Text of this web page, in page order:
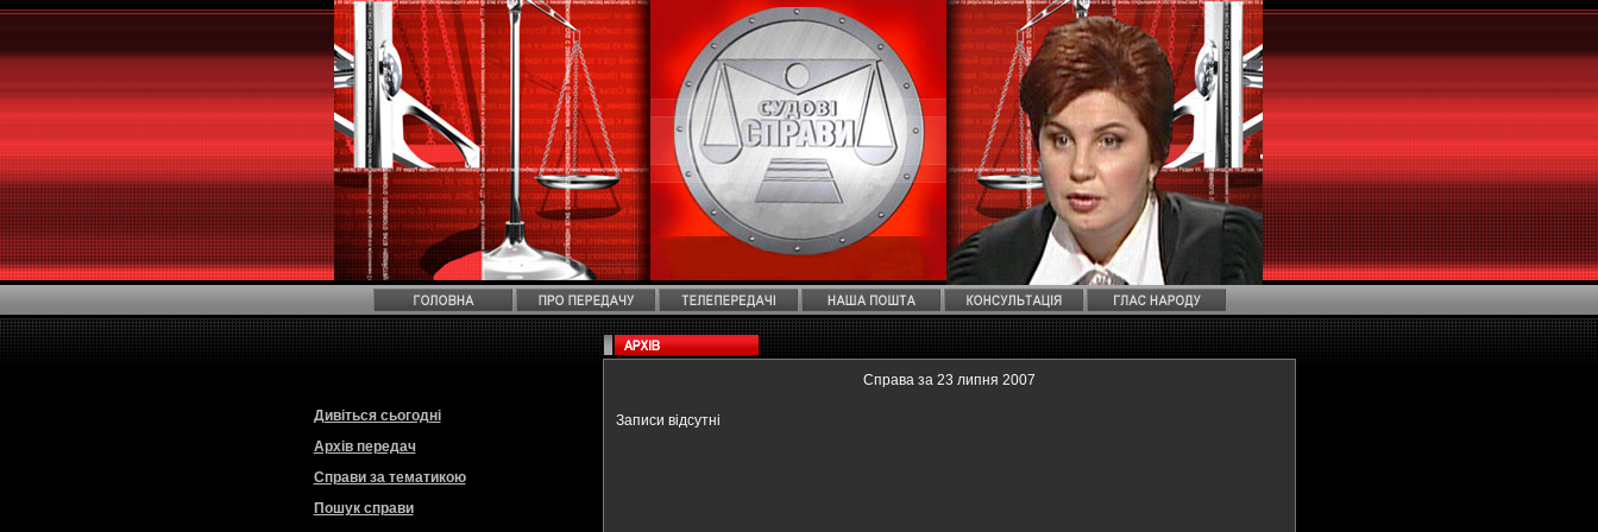
Дивіться сьогодні
Архів передач
Справи за тематикою
Пошук справи
Справа за 23 липня 2007
Записи відсутні